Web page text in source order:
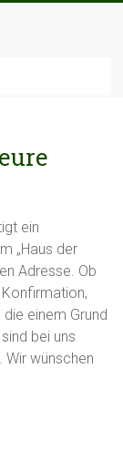
ein
„Haus der
Adresse. Ob
einem Grund
bei uns
wünschen